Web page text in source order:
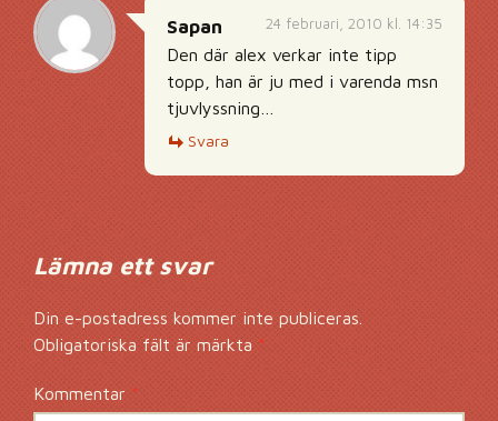
24 februari, 2010 kl. 14:35
Sapan
Den där alex verkar inte tipp
topp, han är ju med i varenda msn
tjuvlyssning…
Svara
Lämna ett svar
Din e-postadress kommer inte publiceras.
Obligatoriska fält är märkta*
Kommentar*